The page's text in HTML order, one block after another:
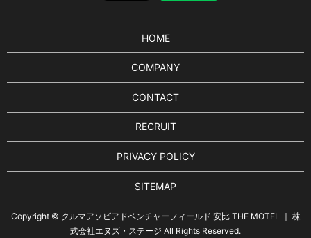
HOME
COMPANY
CONTACT
RECRUIT
PRIVACY POLICY
SITEMAP
Copyright © クルマアソビアドベンチャーフィールド 安比 THE MOTEL ｜ 株
式会社エヌズ・ステージ All Rights Reserved.